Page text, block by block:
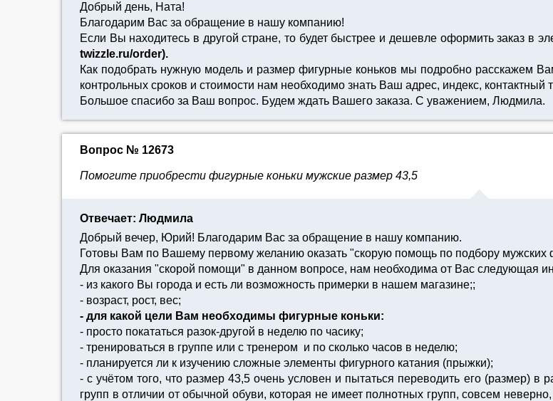
Добрый день, Ната!
Благодарим Вас за обращение в нашу компанию!
Если Вы находитесь в другой стране, то будет быстрее и дешевле оформить заказ в
twizzle.ru/order).
Как подобрать нужную модель и размер фигурные коньков мы подробно расскажем
контрольных сроков и стоимости нам необходимо знать Ваш адрес, индекс,
Большое спасибо за Ваш вопрос. Будем ждать Вашего заказа. С уважением, Людмила.
Вопрос № 12673
Помогите приобрести фигурные коньки мужские размер 43,5
Отвечает: Людмила
Добрый вечер, Юрий! Благодарим Вас за обращение в нашу компанию.
Готовы Вам по Вашему первому желанию оказать "скорую помощь по подбору мужских
Для оказания "скорой помощи" в данном вопросе, нам необходима от Вас следующая
- из какого Вы города и есть ли возможность примерки в нашем магазине;;
- возраст, рост, вес;
- для какой цели Вам необходимы фигурные коньки:
- просто покататься разок-другой в неделю по часику;
- тренироваться в группе или с тренером и по сколько часов в неделю;
- планируется ли к изучению сложные элементы фигурного катания (прыжки);
- с учётом того, что размер 43,5 очень условен и пытаться переводить его (размер)
групп в отличии от обычной обуви, которая не имеет полнотных групп, совсем